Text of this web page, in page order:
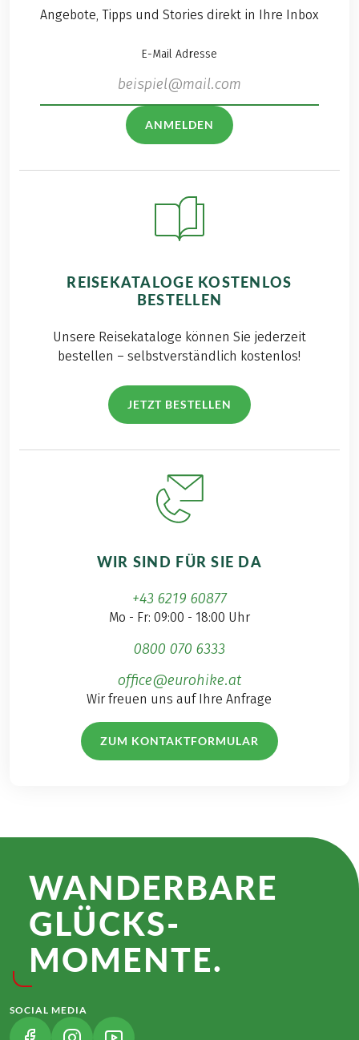
Angebote, Tipps und Stories direkt in Ihre Inbox
E-Mail Adresse
ANMELDEN
REISEKATALOGE KOSTENLOS
BESTELLEN
Unsere Reisekataloge können Sie jederzeit
bestellen – selbstverständlich kostenlos!
JETZT BESTELLEN
WIR SIND FÜR SIE DA
+43 6219 60877
Mo - Fr: 09:00 - 18:00 Uhr
0800 070 6333
office@eurohike.at
Wir freuen uns auf Ihre Anfrage
ZUM KONTAKTFORMULAR
WANDER­BARE
GLÜCKS­
MOMENTE.
SOCIAL MEDIA